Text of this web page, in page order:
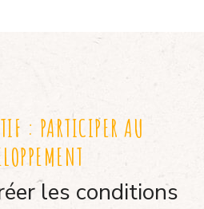
: PARTICIPER AU
les conditions